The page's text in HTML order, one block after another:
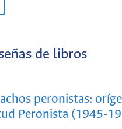
de libros
peronistas:
Peronista (1945-